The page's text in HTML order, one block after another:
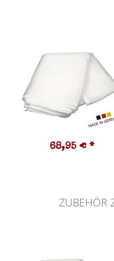
68,95 € *
ZUBEHÖR